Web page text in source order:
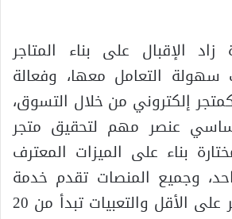
الإقبال على بناء المتاجر
سهولة التعامل معها، وفعالة
إلكتروني من خلال التسوق،
عنصر مهم لتحقيق متجر
بناء على الميزات المعترف
وجميع المنصات تقدم خدمة
مجانية لمدة شهر على الأقل والتعبيات تبدأ من 20